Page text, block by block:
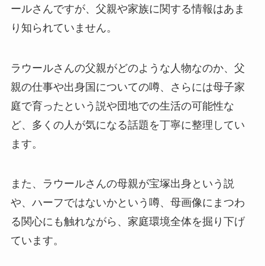
ールさんですが、父親や家族に関する情報はあま
り知られていません。
ラウールさんの父親がどのような人物なのか、父
親の仕事や出身国についての噂、さらには母子家
庭で育ったという説や団地での生活の可能性な
ど、多くの人が気になる話題を丁寧に整理してい
ます。
また、ラウールさんの母親が宝塚出身という説
や、ハーフではないかという噂、母画像にまつわ
る関心にも触れながら、家庭環境全体を掘り下げ
ています。